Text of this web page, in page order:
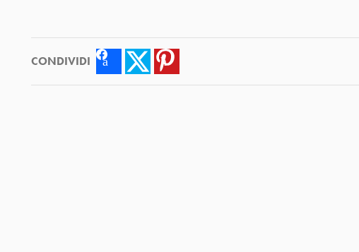
CONDIVIDI FacebookTwitter